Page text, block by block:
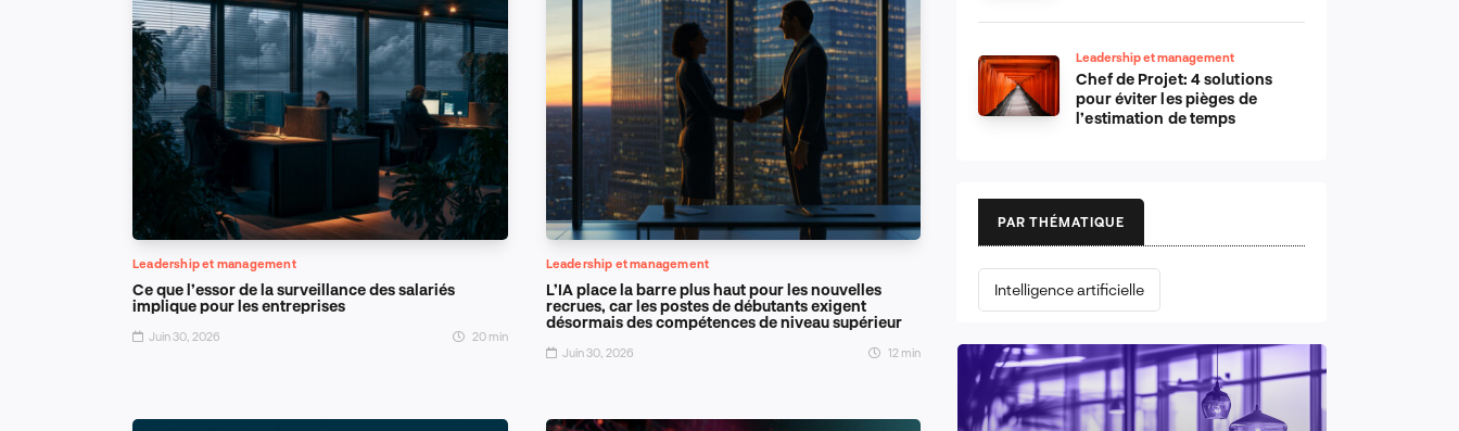
Leadership et management
Ce que l’essor de la surveillance des salariés
implique pour les entreprises
Juin 30, 2026 20 min
Leadership et management
L’IA place la barre plus haut pour les nouvelles
recrues, car les postes de débutants exigent
désormais des compétences de niveau supérieur
Juin 30, 2026 12 min
Leadership et management
Chef de Projet: 4 solutions
pour éviter les pièges de
l’estimation de temps
PAR THÉMATIQUE
Intelligence artificielle